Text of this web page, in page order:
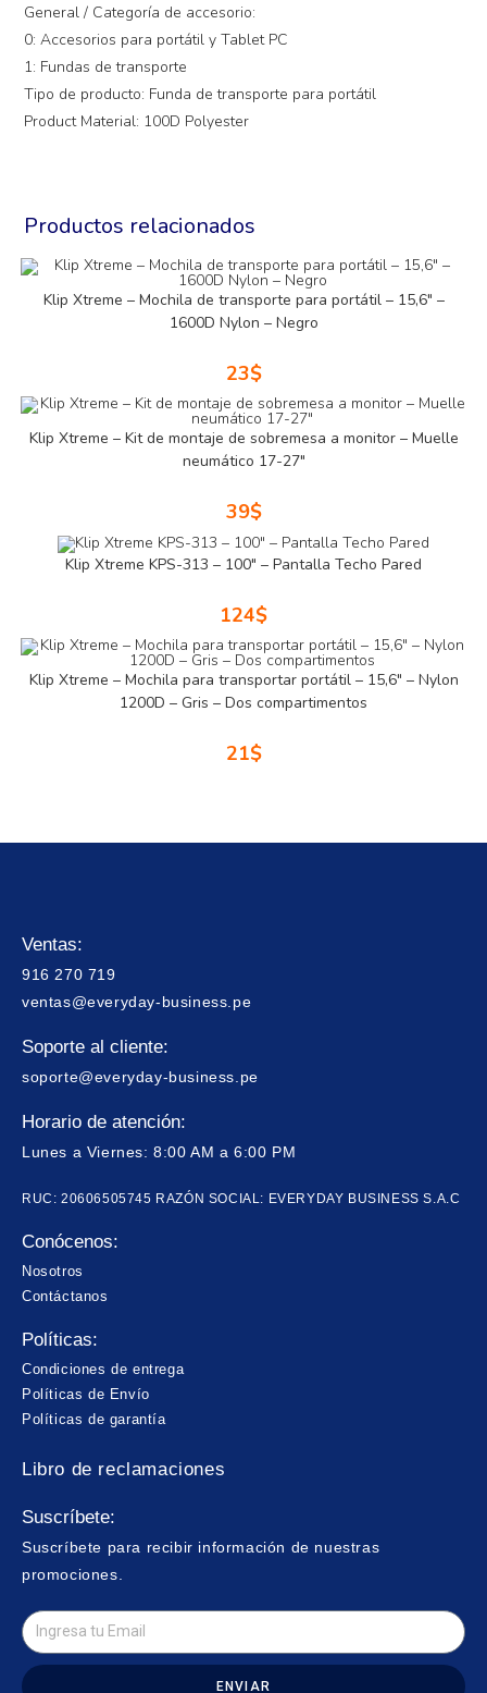
General / Categoría de accesorio:
0: Accesorios para portátil y Tablet PC
1: Fundas de transporte
Tipo de producto: Funda de transporte para portátil
Product Material: 100D Polyester
Productos relacionados
Klip Xtreme – Mochila de transporte para portátil – 15,6″ –
1600D Nylon – Negro
23$
Klip Xtreme – Kit de montaje de sobremesa a monitor – Muelle
neumático 17-27″
39$
Klip Xtreme KPS-313 – 100″ – Pantalla Techo Pared
124$
Klip Xtreme – Mochila para transportar portátil – 15,6″ – Nylon
1200D – Gris – Dos compartimentos
21$
Ventas:
916 270 719
ventas@everyday-business.pe
Soporte al cliente:
soporte@everyday-business.pe
Horario de atención:
Lunes a Viernes: 8:00 AM a 6:00 PM
RUC: 20606505745 RAZÓN SOCIAL: EVERYDAY BUSINESS S.A.C
Conócenos:
Nosotros
Contáctanos
Políticas:
Condiciones de entrega
Políticas de Envío
Políticas de garantía
Libro de reclamaciones
Suscríbete:
Suscríbete para recibir información de nuestras
promociones.
ENVIAR